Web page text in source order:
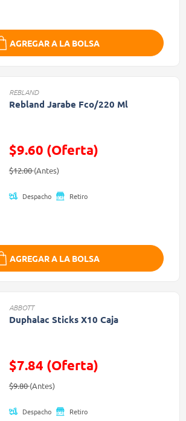
AGREGAR A LA BOLSA
REBLAND
Rebland Jarabe Fco/220 Ml
$9.60 (Oferta)
Precio reducido de
$12.00(Antes)(Oferta)
Despacho Retiro
AGREGAR A LA BOLSA
ABBOTT
Duphalac Sticks X10 Caja
$7.84 (Oferta)
Precio reducido de
$9.80(Antes)(Oferta)
Despacho Retiro